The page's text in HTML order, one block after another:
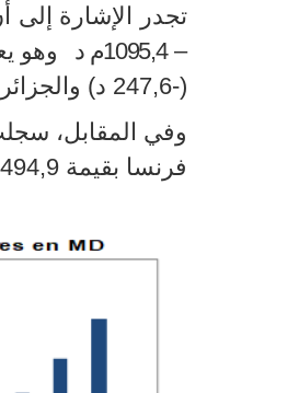
تجدر الإشارة إلى
–
1095,4م د وهو
(-
247,6 د) والجزائر
وفي المقابل،
فرنسا بقيمة 494,9